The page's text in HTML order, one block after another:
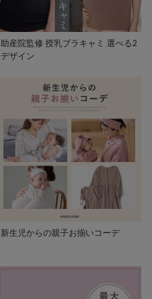
助産院監修 授乳ブラキャミ 選べる2
デザイン
新生児からの親子お揃いコーデ